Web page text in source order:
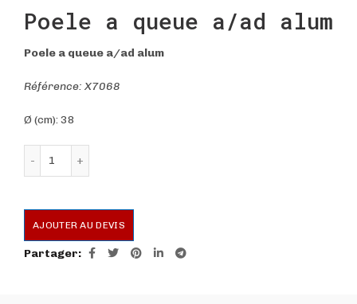
Poele a queue a/ad alum
Poele a queue a/ad alum
Référence: X7068
Ø (cm): 38
AJOUTER AU DEVIS
Partager